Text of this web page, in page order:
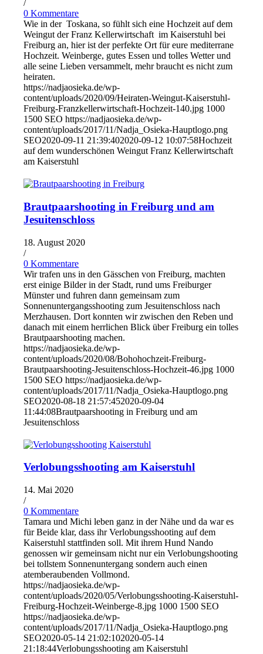
/
0 Kommentare
Wie in der Toskana, so fühlt sich eine Hochzeit auf dem
Weingut der Franz Kellerwirtschaft im Kaiserstuhl bei
Freiburg an, hier ist der perfekte Ort für eure mediterrane
Hochzeit. Weinberge, gutes Essen und tolles Wetter und
alle seine Lieben versammelt, mehr braucht es nicht zum
heiraten.
https://nadjaosieka.de/wp-
content/uploads/2020/09/Heiraten-Weingut-Kaiserstuhl-
Freiburg-Franzkellerwirtschaft-Hochzeit-140.jpg 1000
1500 SEO https://nadjaosieka.de/wp-
content/uploads/2017/11/Nadja_Osieka-Hauptlogo.png
SEO2020-09-11 21:39:402020-09-12 10:07:58Hochzeit
auf dem wunderschönen Weingut Franz Kellerwirtschaft
am Kaiserstuhl
Brautpaarshooting in Freiburg und am
Jesuitenschloss
18. August 2020
/
0 Kommentare
Wir trafen uns in den Gässchen von Freiburg, machten
erst einige Bilder in der Stadt, rund ums Freiburger
Münster und fuhren dann gemeinsam zum
Sonnenuntergangsshooting zum Jesuitenschloss nach
Merzhausen. Dort konnten wir zwischen den Reben und
danach mit einem herrlichen Blick über Freiburg ein tolles
Brautpaarshooting machen.
https://nadjaosieka.de/wp-
content/uploads/2020/08/Bohohochzeit-Freiburg-
Brautpaarshooting-Jesuitenschloss-Hochzeit-46.jpg 1000
1500 SEO https://nadjaosieka.de/wp-
content/uploads/2017/11/Nadja_Osieka-Hauptlogo.png
SEO2020-08-18 21:57:452020-09-04
11:44:08Brautpaarshooting in Freiburg und am
Jesuitenschloss
Verlobungsshooting am Kaiserstuhl
14. Mai 2020
/
0 Kommentare
Tamara und Michi leben ganz in der Nähe und da war es
für Beide klar, dass ihr Verlobungsshooting auf dem
Kaiserstuhl stattfinden soll. Mit ihrem Hund Nando
genossen wir gemeinsam nicht nur ein Verlobungshooting
bei tollstem Sonnenuntergang sondern auch einen
atemberaubenden Vollmond.
https://nadjaosieka.de/wp-
content/uploads/2020/05/Verlobungsshooting-Kaiserstuhl-
Freiburg-Hochzeit-Weinberge-8.jpg 1000 1500 SEO
https://nadjaosieka.de/wp-
content/uploads/2017/11/Nadja_Osieka-Hauptlogo.png
SEO2020-05-14 21:02:102020-05-14
21:18:44Verlobungsshooting am Kaiserstuhl